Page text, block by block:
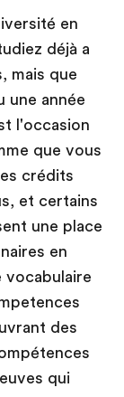
en
déjà a
mais que
une année
l'occasion
que vous
crédits
et certains
une place
en
des
qui